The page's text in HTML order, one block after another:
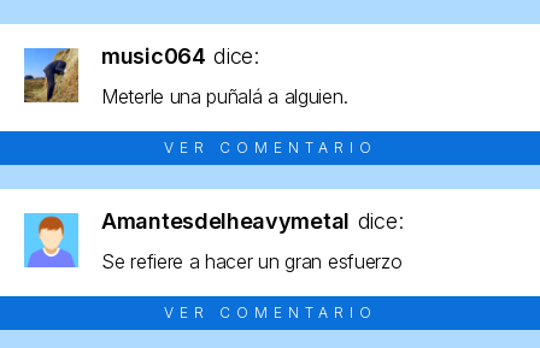
music064 dice:
Meterle una puñalá a alguien.
VER COMENTARIO
Amantesdelheavymetal dice:
Se refiere a hacer un gran esfuerzo
VER COMENTARIO